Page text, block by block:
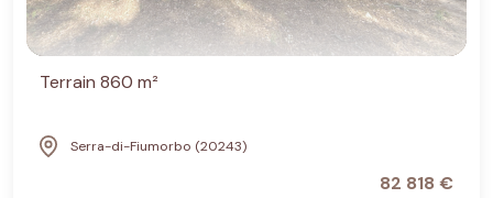
Terrain 860 m²
Serra-di-Fiumorbo (20243)
82 818 €